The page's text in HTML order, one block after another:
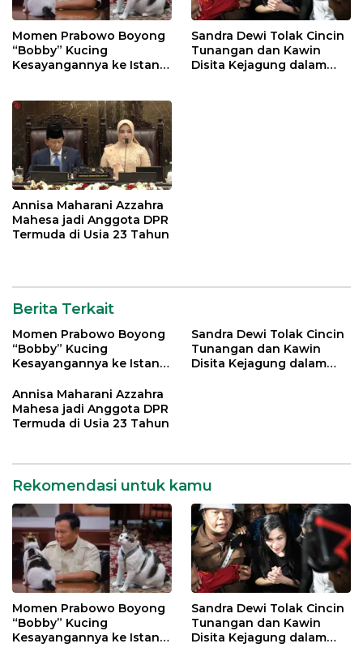
Momen Prabowo Boyong
“Bobby” Kucing
Kesayangannya ke Istana
Sandra Dewi Tolak Cincin
Tunangan dan Kawin
Disita Kejagung dalam
Annisa Maharani Azzahra
Mahesa jadi Anggota DPR
Termuda di Usia 23 Tahun
Berita Terkait
Momen Prabowo Boyong
“Bobby” Kucing
Kesayangannya ke Istana
Sandra Dewi Tolak Cincin
Tunangan dan Kawin
Disita Kejagung dalam
Annisa Maharani Azzahra
Mahesa jadi Anggota DPR
Termuda di Usia 23 Tahun
Rekomendasi untuk kamu
Momen Prabowo Boyong
“Bobby” Kucing
Kesayangannya ke Istana
Sandra Dewi Tolak Cincin
Tunangan dan Kawin
Disita Kejagung dalam